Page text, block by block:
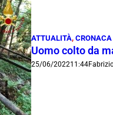
ATTUALITÀ, CRONACA
Uomo colto da
25/06/202211:44